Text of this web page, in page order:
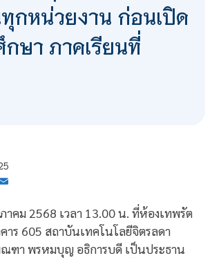
กหน่วยงาน ก่อนเปิด
ษา ภาคเรียนที่
คม 2568 เวลา 13.00 น. ที่ห้องเทพรัต
าร 605 สถาบันเทคโนโลยีจิตรลดา
ฑา พรหมบุญ อธิการบดี เป็นประธาน